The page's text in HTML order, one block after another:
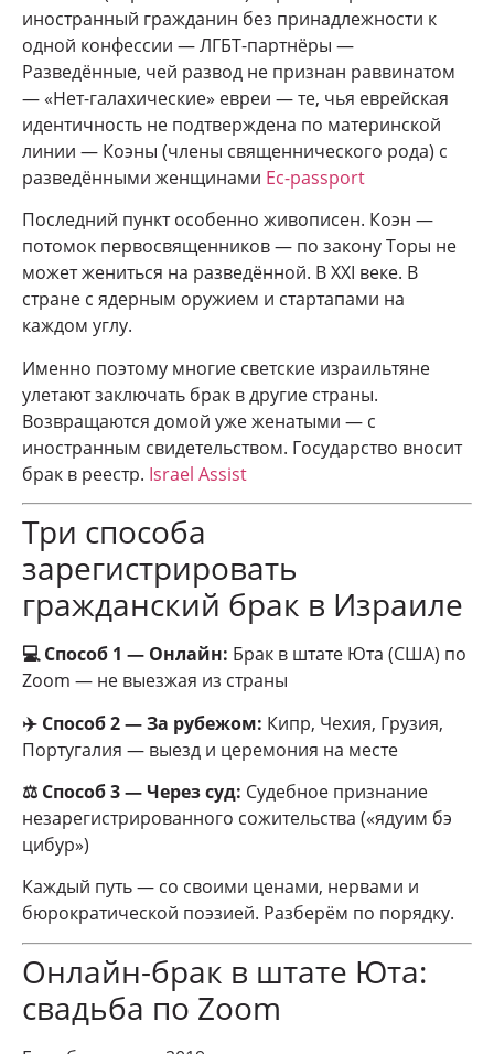
иностранный гражданин без принадлежности к
одной конфессии — ЛГБТ-партнёры —
Разведённые, чей развод не признан раввинатом
— «Нет-галахические» евреи — те, чья еврейская
идентичность не подтверждена по материнской
линии — Коэны (члены священнического рода) с
разведёнными женщинами Ec-passport
Последний пункт особенно живописен. Коэн —
потомок первосвященников — по закону Торы не
может жениться на разведённой. В XXI веке. В
стране с ядерным оружием и стартапами на
каждом углу.
Именно поэтому многие светские израильтяне
улетают заключать брак в другие страны.
Возвращаются домой уже женатыми — с
иностранным свидетельством. Государство вносит
брак в реестр. Israel Assist
Три способа
зарегистрировать
гражданский брак в Израиле
💻 Способ 1 — Онлайн: Брак в штате Юта (США) по
Zoom — не выезжая из страны
✈️ Способ 2 — За рубежом: Кипр, Чехия, Грузия,
Португалия — выезд и церемония на месте
⚖️ Способ 3 — Через суд: Судебное признание
незарегистрированного сожительства («ядуим бэ
цибур»)
Каждый путь — со своими ценами, нервами и
бюрократической поэзией. Разберём по порядку.
Онлайн-брак в штате Юта:
свадьба по Zoom